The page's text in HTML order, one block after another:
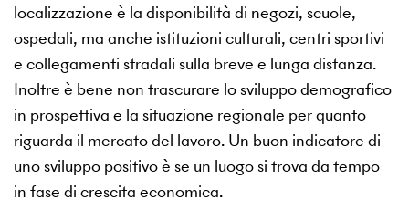
localizzazione è la disponibilità di negozi, scuole,
ospedali, ma anche istituzioni culturali, centri sportivi
e collegamenti stradali sulla breve e lunga distanza.
Inoltre è bene non trascurare lo sviluppo demografico
in prospettiva e la situazione regionale per quanto
riguarda il mercato del lavoro. Un buon indicatore di
uno sviluppo positivo è se un luogo si trova da tempo
in fase di crescita economica.